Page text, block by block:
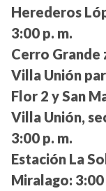
Herederos
3:00 p. m.
Cerro Grande
Villa Unión
Flor 2 y San
Villa Unión,
3:00 p. m.
Estación La
Miralago: 3:00